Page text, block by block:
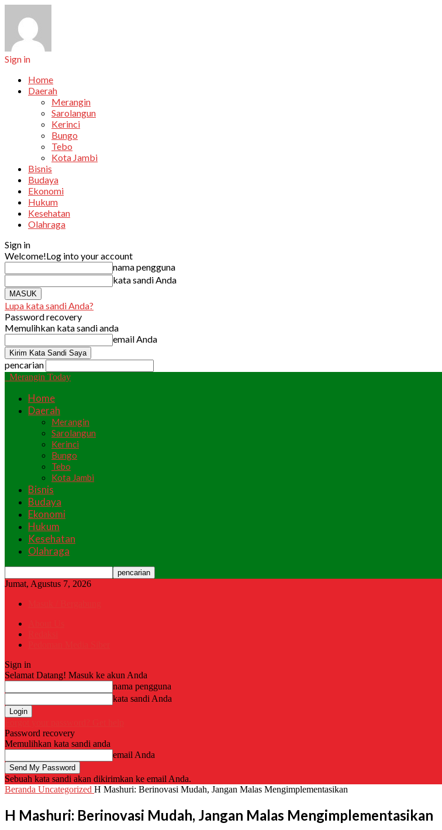
Sign in
Home
Daerah
Merangin
Sarolangun
Kerinci
Bungo
Tebo
Kota Jambi
Bisnis
Budaya
Ekonomi
Hukum
Kesehatan
Olahraga
Sign in
Welcome!Log into your account
nama pengguna
kata sandi Anda
Lupa kata sandi Anda?
Password recovery
Memulihkan kata sandi anda
email Anda
pencarian
Merangin Today
Home
Daerah
Merangin
Sarolangun
Kerinci
Bungo
Tebo
Kota Jambi
Bisnis
Budaya
Ekonomi
Hukum
Kesehatan
Olahraga
Jumat, Agustus 7, 2026
Sign in
Selamat Datang! Masuk ke akun Anda
nama pengguna
kata sandi Anda
Password recovery
Memulihkan kata sandi anda
email Anda
Sebuah kata sandi akan dikirimkan ke email Anda.
Beranda Uncategorized H Mashuri: Berinovasi Mudah, Jangan Malas Mengimplementasikan
H Mashuri: Berinovasi Mudah, Jangan Malas Mengimplementasikan